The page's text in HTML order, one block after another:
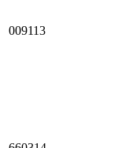
009113